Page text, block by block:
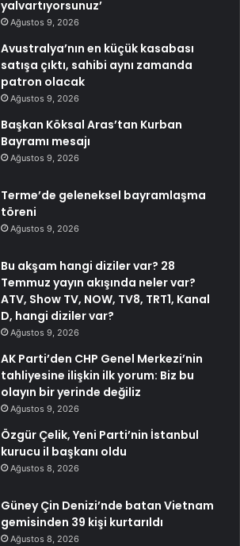
yalvartıyorsunuz’
Ağustos 9, 2026
Avustralya’nın en küçük kasabası
satışa çıktı, sahibi aynı zamanda
patron olacak
Ağustos 9, 2026
Başkan Köksal Aras’tan Kurban
Bayramı mesajı
Ağustos 9, 2026
Terme’de geleneksel bayramlaşma
töreni
Ağustos 9, 2026
Bu akşam hangi diziler var? 28
Temmuz yayın akışında neler var?
ATV, Show TV, NOW, TV8, TRT1, Kanal
D, hangi diziler var?
Ağustos 9, 2026
AK Parti’den CHP Genel Merkezi’nin
tahliyesine ilişkin ilk yorum: Biz bu
olayın bir yerinde değiliz
Ağustos 9, 2026
Özgür Çelik, Yeni Parti’nin İstanbul
kurucu il başkanı oldu
Ağustos 8, 2026
Güney Çin Denizi’nde batan Vietnam
gemisinden 39 kişi kurtarıldı
Ağustos 8, 2026